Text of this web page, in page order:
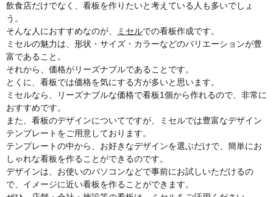
飲食店だけでなく、看板を作りたいと考えている人も多いでしょ
う。
そんな人におすすめなのが、
ミセルでの看板作成です。
ミセルの魅力は、形状・サイズ・カラーなどのバリエーションが豊
富であること。
それから、価格がリーズナブルであることです。
とくに、看板では価格を気にする方が多いと思います。
ミセルなら、リーズナブルな価格で看板1個から作れるので、非常に
おすすめです。
また、看板のデザインについてですが、ミセルでは豊富なデザイン
テンプレートをご用意しております。
テンプレートの中から、お好きなデザインを選ぶだけで、簡単にお
しゃれな看板を作ることができるのです。
デザインは、お使いのパソコンなどで事前にお試しいただけるの
で、イメージに近い看板を作ることができます。